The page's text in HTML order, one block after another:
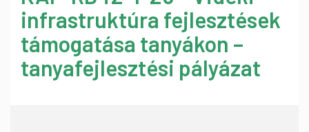
infrastruktúra fejlesztések
támogatása tanyákon –
tanyafejlesztési pályázat